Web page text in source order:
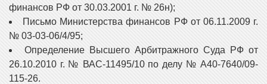
финансов РФ от 30.03.2001 г. № 26н);
Письмо Министерства финансов РФ от 06.11.2009 г.
№ 03-03-06/4/95;
Определение Высшего Арбитражного Суда РФ от
26.10.2010 г. № ВАС-11495/10 по делу № А40-7640/09-
115-26.